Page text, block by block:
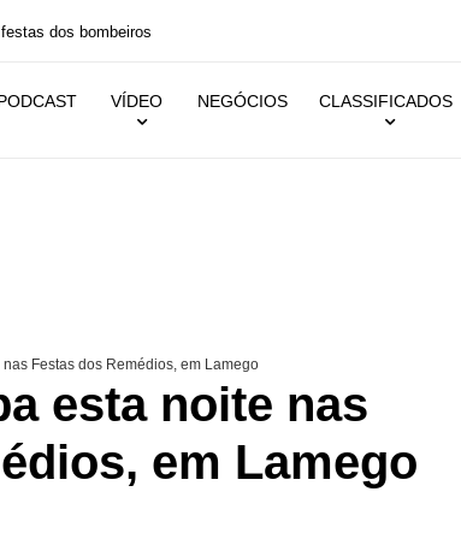
VÍDEO NEGÓCIOS CLASSIFICADOS
Festas dos Remédios, em Lamego
esta noite nas
em Lamego